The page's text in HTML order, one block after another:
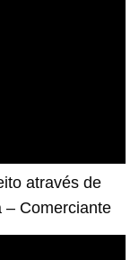
através de
– Comerciante